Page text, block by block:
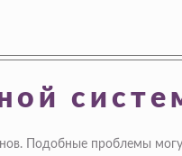
Подобные проблемы